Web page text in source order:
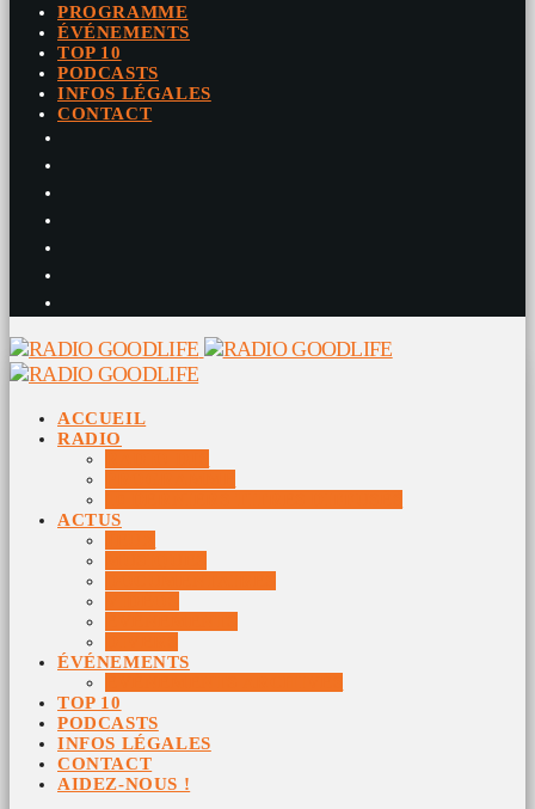
PROGRAMME
ÉVÉNEMENTS
TOP 10
PODCASTS
INFOS LÉGALES
CONTACT
ACCUEIL
RADIO
ACTUS
ÉVÉNEMENTS
TOP 10
PODCASTS
INFOS LÉGALES
CONTACT
AIDEZ-NOUS !